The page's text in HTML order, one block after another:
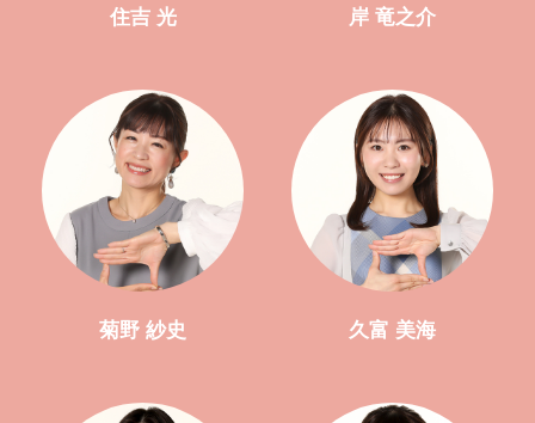
住吉 光 岸 竜之介
菊野 紗史 久富 美海